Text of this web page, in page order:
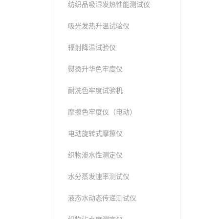
纺织品吸湿发热性能测试仪
吸光发热升温试验仪
辐射降温试验仪
熨烫升华色牢度仪
耐洗色牢度试验机
摩擦色牢度仪（电动）
电动旋转式摩擦仪
织物渗水性测定仪
水分蒸发速率测试仪
液态水动态传递测试仪